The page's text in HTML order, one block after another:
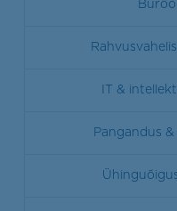
IT &
Pangandus